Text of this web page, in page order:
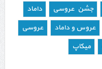
جشن عروسی
داماد
عروس و داماد
عروسی
میکاپ